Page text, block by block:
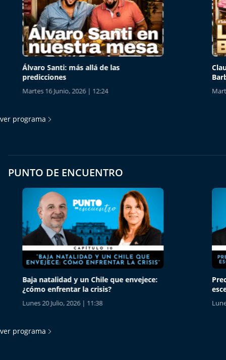
Álvaro Santi: más allá de las
predicciones
Martes 16 Junio, 2026 | 12:24
Barbie
Martes
ver programa
PUNTO DE ENCUENTRO
Baja natalidad y un Chile que envejece:
¿cómo enfrentar la crisis?
Lunes 20 Julio, 2026 | 11:38 Lunes
ver programa